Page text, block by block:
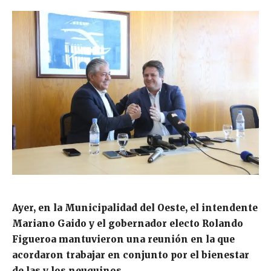
Ayer, en la Municipalidad del Oeste, el intendente
Mariano Gaido y el gobernador electo Rolando
Figueroa mantuvieron una reunión en la que
acordaron trabajar en conjunto por el bienestar